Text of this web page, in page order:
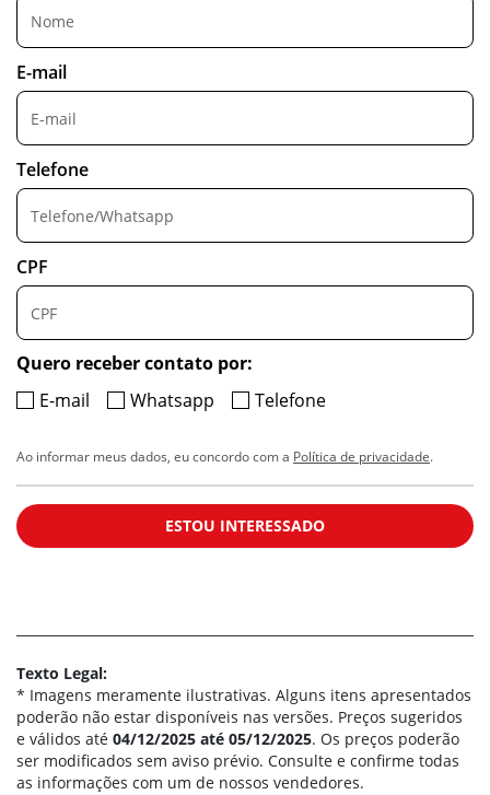
E-mail
Telefone
CPF
Quero receber contato por:
E-mail
Whatsapp Telefone
Ao informar meus dados, eu concordo com a Política de privacidade.
ESTOU INTERESSADO
Texto Legal:
* Imagens meramente ilustrativas. Alguns itens apresentados
poderão não estar disponíveis nas versões. Preços sugeridos
e válidos até 04/12/2025 até 05/12/2025. Os preços poderão
ser modificados sem aviso prévio. Consulte e confirme todas
as informações com um de nossos vendedores.